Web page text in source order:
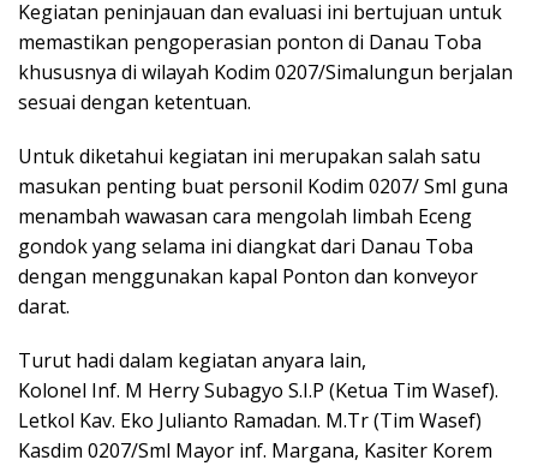
Kegiatan peninjauan dan evaluasi ini bertujuan untuk
memastikan pengoperasian ponton di Danau Toba
khususnya di wilayah Kodim 0207/Simalungun berjalan
sesuai dengan ketentuan.
Untuk diketahui kegiatan ini merupakan salah satu
masukan penting buat personil Kodim 0207/ Sml guna
menambah wawasan cara mengolah limbah Eceng
gondok yang selama ini diangkat dari Danau Toba
dengan menggunakan kapal Ponton dan konveyor
darat.
Turut hadi dalam kegiatan anyara lain,
Kolonel Inf. M Herry Subagyo S.I.P (Ketua Tim Wasef).
Letkol Kav. Eko Julianto Ramadan. M.Tr (Tim Wasef)
Kasdim 0207/Sml Mayor inf. Margana, Kasiter Korem